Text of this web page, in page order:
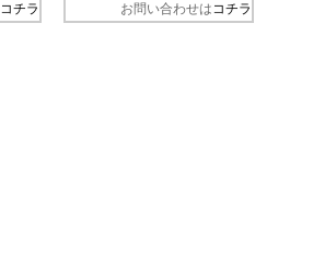
コチラ お問い合わせはコチラ